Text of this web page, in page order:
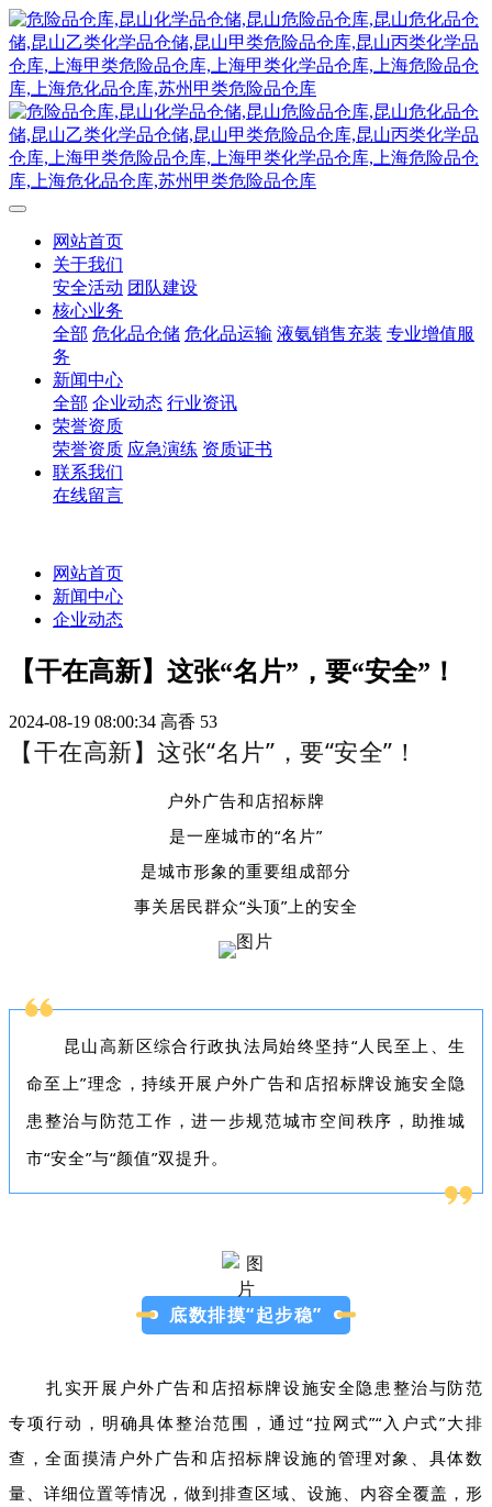
网站首页
关于我们
安全活动 团队建设
核心业务
全部 危化品仓储 危化品运输 液氨销售充装 专业增值服
务
新闻中心
全部 企业动态 行业资讯
荣誉资质
荣誉资质 应急演练 资质证书
联系我们
在线留言
网站首页
新闻中心
企业动态
【干在高新】这张“名片”，要“安全”！
2024-08-19 08:00:34 高香 53
【干在高新】这张“名片”，要“安全”！
户外广告和店招标牌
是一座城市的“名片”
是城市形象的重要组成部分
事关居民群众“头顶”上的安全
昆山高新区综合行政执法局始终坚持“人民至上、生
命至上”理念，持续开展户外广告和店招标牌设施安全隐
患整治与防范工作，进一步规范城市空间秩序，助推城
市“安全”与“颜值”双提升。
底数排摸“起步稳”
扎实开展户外广告和店招标牌设施安全隐患整治与防范
专项行动，明确具体整治范围，通过“拉网式”“入户式”大排
查，全面摸清户外广告和店招标牌设施的管理对象、具体数
量、详细位置等情况，做到排查区域、设施、内容全覆盖，形